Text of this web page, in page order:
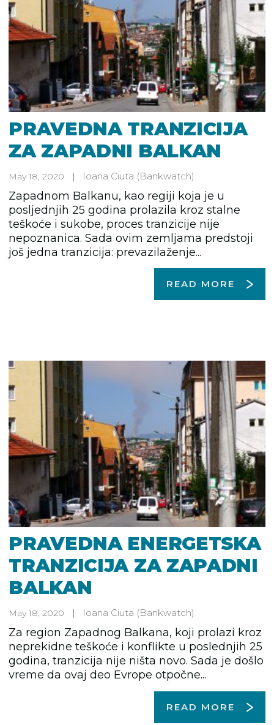
PRAVEDNA TRANZICIJA
ZA ZAPADNI BALKAN
May 18, 2020 Ioana Ciuta (Bankwatch)
Zapadnom Balkanu, kao regiji koja je u
posljednjih 25 godina prolazila kroz stalne
teškoće i sukobe, proces tranzicije nije
nepoznanica. Sada ovim zemljama predstoji
još jedna tranzicija: prevazilaženje...
READ MORE
PRAVEDNA ENERGETSKA
TRANZICIJA ZA ZAPADNI
BALKAN
May 18, 2020 Ioana Ciuta (Bankwatch)
Za region Zapadnog Balkana, koji prolazi kroz
neprekidne teškoće i konflikte u poslednjih 25
godina, tranzicija nije ništa novo. Sada je došlo
vreme da ovaj deo Evrope otpočne...
READ MORE